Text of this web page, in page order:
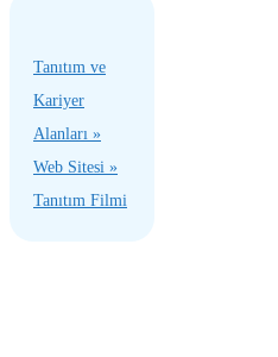
Tanıtım ve
Kariyer
Alanları »
Web Sitesi »
Tanıtım Filmi